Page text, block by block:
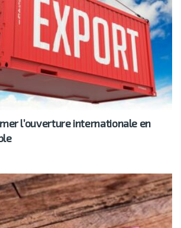
l’ouverture internationale en